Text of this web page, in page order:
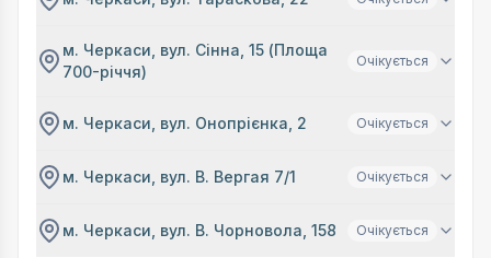
м. Черкаси, вул. Сінна, 15 (Площа
700-річчя)
Очікується
м. Черкаси, вул. Онопрієнка, 2 Очікується
м. Черкаси, вул. В. Вергая 7/1 Очікується
м. Черкаси, вул. В. Чорновола, 158 Очікується